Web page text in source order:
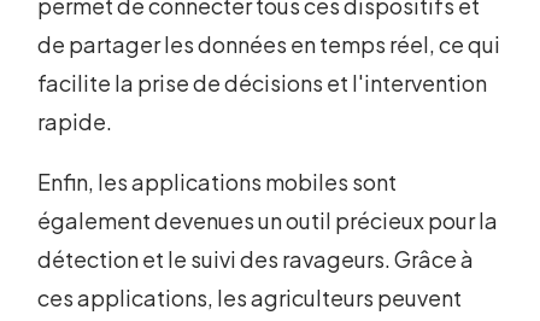
de partager les données en temps réel, ce qui
facilite la prise de décisions et l'intervention
rapide.
Enfin, les applications mobiles sont
également devenues un outil précieux pour la
détection et le suivi des ravageurs. Grâce à
ces applications, les agriculteurs peuvent